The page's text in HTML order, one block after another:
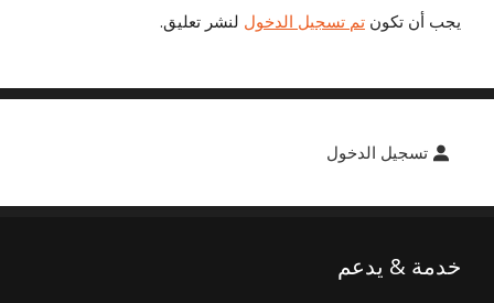
يجب أن تكون تم تسجيل الدخول لنشر تعليق.
تسجيل الدخول
خدمة & يدعم